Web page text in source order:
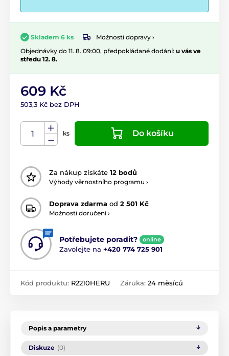
Skladem 6 ks
Možnosti dopravy ›
Objednávky do 11. 8. 09:00, předpokládané dodání: u vás ve
středu 12. 8.
609 Kč
503,3 Kč bez DPH
ks Do košíku
Za nákup získáte 12 bodů
Výhody věrnostního programu ›
Doprava zdarma od 2 501 Kč
Možnosti doručení ›
Potřebujete poradit? online
Zavolejte na +420 774 725 901
Kód produktu: R2210HERU Záruka: 24 měsíců
Popis a parametry
Diskuze (0)